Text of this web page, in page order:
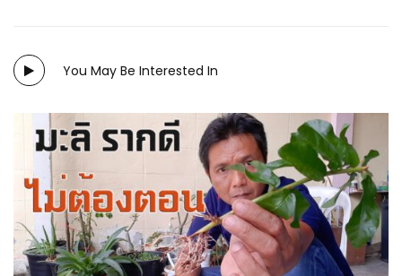
You May Be Interested In